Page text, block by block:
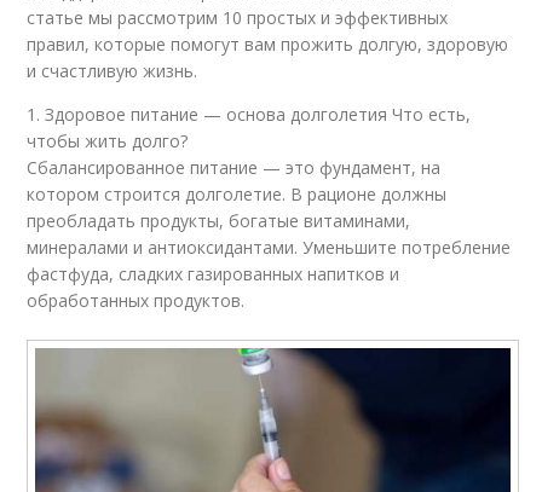
статье мы рассмотрим 10 простых и эффективных
правил, которые помогут вам прожить долгую, здоровую
и счастливую жизнь.
1. Здоровое питание — основа долголетия Что есть,
чтобы жить долго?
Сбалансированное питание — это фундамент, на
котором строится долголетие. В рационе должны
преобладать продукты, богатые витаминами,
минералами и антиоксидантами. Уменьшите потребление
фастфуда, сладких газированных напитков и
обработанных продуктов.